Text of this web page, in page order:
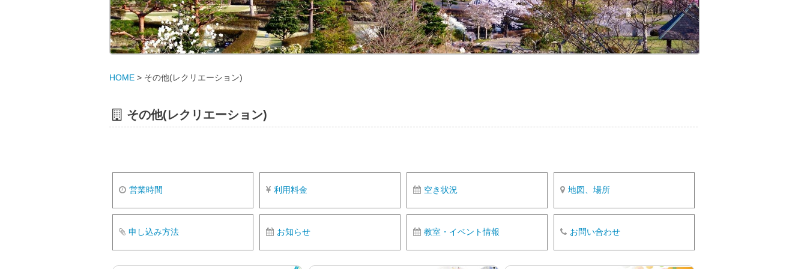
HOME > その他(レクリエーション)
その他(レクリエーション)
営業時間 利用料金 空き状況 地図、場所
申し込み方法 お知らせ 教室・イベント情報 お問い合わせ